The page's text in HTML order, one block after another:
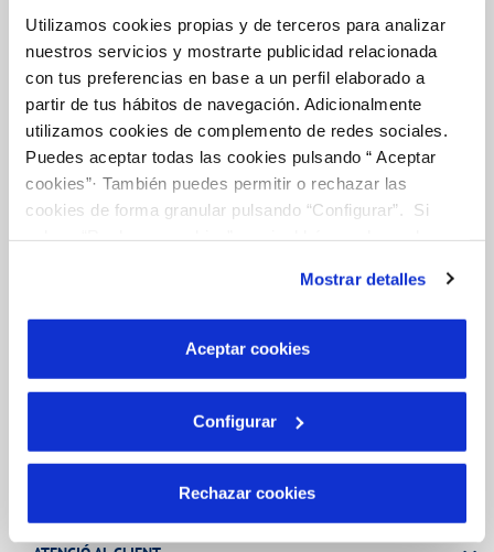
Utilizamos cookies propias y de terceros para analizar
nuestros servicios y mostrarte publicidad relacionada
con tus preferencias en base a un perfil elaborado a
partir de tus hábitos de navegación. Adicionalmente
utilizamos cookies de complemento de redes sociales.
Puedes aceptar todas las cookies pulsando “ Aceptar
cookies”· También puedes permitir o rechazar las
cookies de forma granular pulsando “Configurar”. Si
son indispensables para que el sitio web funcione y que
por tanto no se pueden desactivar. Puedes consultar
más información en nuestraPolítica de Cookies
Mostrar detalles
Aceptar cookies
Configurar
Rechazar cookies
Gestions en Línia
FACTURES, PAGAMENTS I CONSUMS
CONTRACTES
MODIFICACIÓ DE DADES